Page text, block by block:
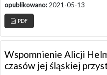
opublikowano: 2021-05-13
PDF
Wspomnienie Alicji
czasów jej śląskiej